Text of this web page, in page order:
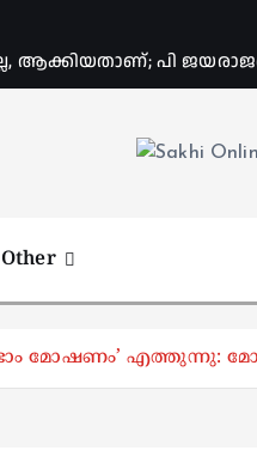
പി
Other
മോഷണം’ എത്തുന്നു: